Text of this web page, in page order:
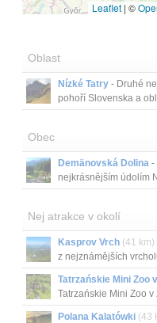
Leaflet | ©
Oblast
Nízké Tatry - Druhé
pohoří Slovenska a
Obec
Demänovská Dolina -
nejkrásnějším údolím
Nej atrakce v okolí
Kasprov Vrch (41 km)
z nejznámějších
Tatrzańskie Mini Zoo
Tatrzańskie Mini Zoo
Polana Kalatówki (43